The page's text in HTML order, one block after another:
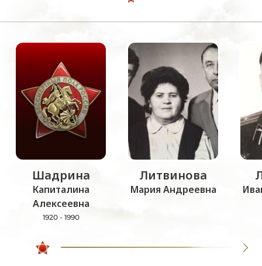
Шадрина
Капиталина
Алексеевна
1920 - 1990
Литвинова
Мария Андреевна